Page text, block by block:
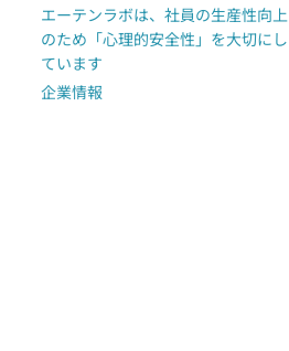
エーテンラボは、社員の生産性向上
のため「心理的安全性」を大切にし
ています
企業情報